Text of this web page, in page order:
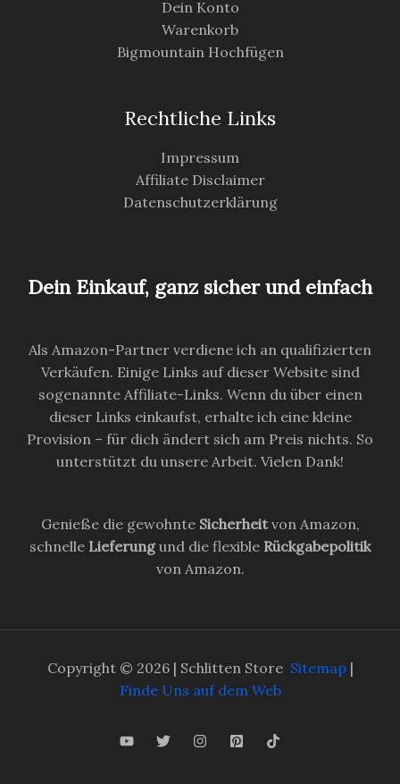
Dein Konto
Warenkorb
Bigmountain Hochfügen
Rechtliche Links
Impressum
Affiliate Disclaimer
Datenschutzerklärung
Dein Einkauf, ganz sicher und einfach
Als Amazon-Partner verdiene ich an qualifizierten
Verkäufen. Einige Links auf dieser Website sind
sogenannte Affiliate-Links. Wenn du über einen
dieser Links einkaufst, erhalte ich eine kleine
Provision – für dich ändert sich am Preis nichts. So
unterstützt du unsere Arbeit. Vielen Dank!
Genieße die gewohnte Sicherheitvon Amazon,
schnelle Lieferungund die flexible Rückgabepolitik
von Amazon.
Copyright © 2026 | Schlitten Store Sitemap|
Finde Uns auf dem Web